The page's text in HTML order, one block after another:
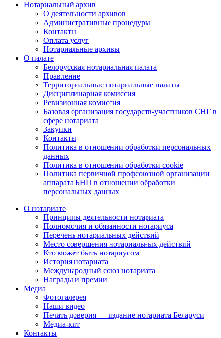
Нотариальный архив
О деятельности архивов
Административные процедуры
Контакты
Оплата услуг
Нотариальные архивы
О палате
Белорусская нотариальная палата
Правление
Территориальные нотариальные палаты
Дисциплинарная комиссия
Ревизионная комиссия
Базовая организация государств-участников СНГ в
сфере нотариата
Закупки
Контакты
Политика в отношении обработки персональных
данных
Политика в отношении обработки cookie
Политика первичной профсоюзной организации
аппарата БНП в отношении обработки
персональных данных
О нотариате
Принципы деятельности нотариата
Полномочия и обязанности нотариуса
Перечень нотариальных действий
Место совершения нотариальных действий
Кто может быть нотариусом
История нотариата
Международный союз нотариата
Награды и премии
Медиа
Фотогалерея
Наши видео
Печать доверия — издание нотариата Беларуси
Медиа-кит
Контакты